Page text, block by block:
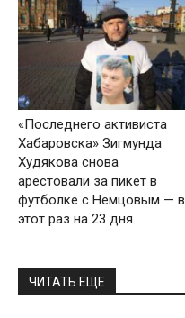
«Последнего активиста
Хабаровска» Зигмунда
Худякова снова
арестовали за пикет в
футболке с Немцовым — в
этот раз на 23 дня
ЧИТАТЬ ЕЩЕ